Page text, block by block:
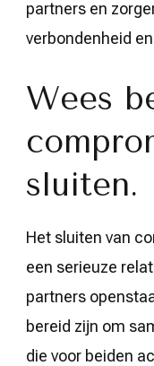
partners en
verbondenheid
Wees
sluiten.
Het sluiten van
een serieuze
partners
bereid zijn om
die voor beiden